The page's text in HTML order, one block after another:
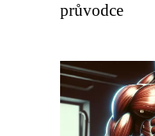
průvodce